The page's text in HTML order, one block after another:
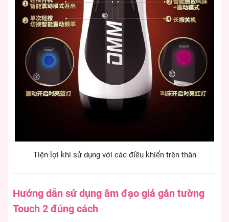
Tiện lợi khi sử dụng với các điều khiển trên thân
Hướng dẫn sử dụng âm đạo giả gắn tường
Touch 2 đúng cách